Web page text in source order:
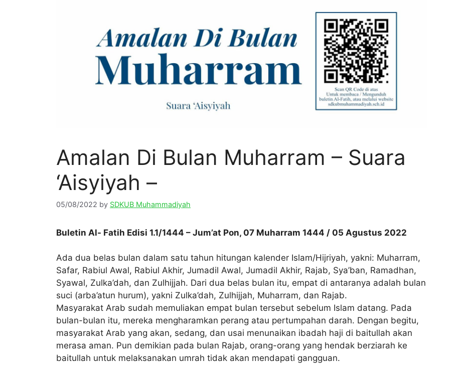
Amalan Di Bulan Muharram – Suara
‘Aisyiyah –
05/08/2022 by SDKUB Muhammadiyah
Buletin Al- Fatih Edisi 1.1/1444 – Jum’at Pon, 07 Muharram 1444 / 05 Agustus 2022
Ada dua belas bulan dalam satu tahun hitungan kalender Islam/Hijriyah, yakni: Muharram,
Safar, Rabiul Awal, Rabiul Akhir, Jumadil Awal, Jumadil Akhir, Rajab, Sya’ban, Ramadhan,
Syawal, Zulka’dah, dan Zulhijjah. Dari dua belas bulan itu, empat di antaranya adalah bulan
suci (arba’atun hurum), yakni Zulka’dah, Zulhijjah, Muharram, dan Rajab.
Masyarakat Arab sudah memuliakan empat bulan tersebut sebelum Islam datang. Pada
bulan-bulan itu, mereka mengharamkan perang atau pertumpahan darah. Dengan begitu,
masyarakat Arab yang akan, sedang, dan usai menunaikan ibadah haji di baitullah akan
merasa aman. Pun demikian pada bulan Rajab, orang-orang yang hendak berziarah ke
baitullah untuk melaksanakan umrah tidak akan mendapati gangguan.